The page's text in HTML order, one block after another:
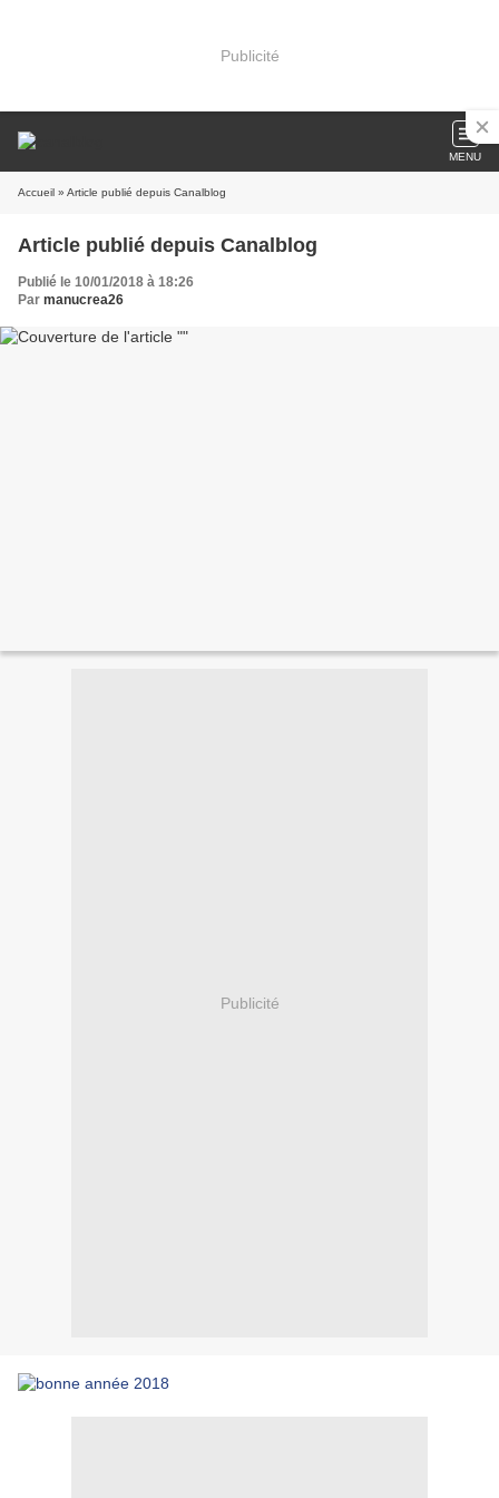
Publicité
MENU
Accueil » Article publié depuis Canalblog
Article publié depuis Canalblog
Publié le 10/01/2018 à 18:26
Par manucrea26
Publicité